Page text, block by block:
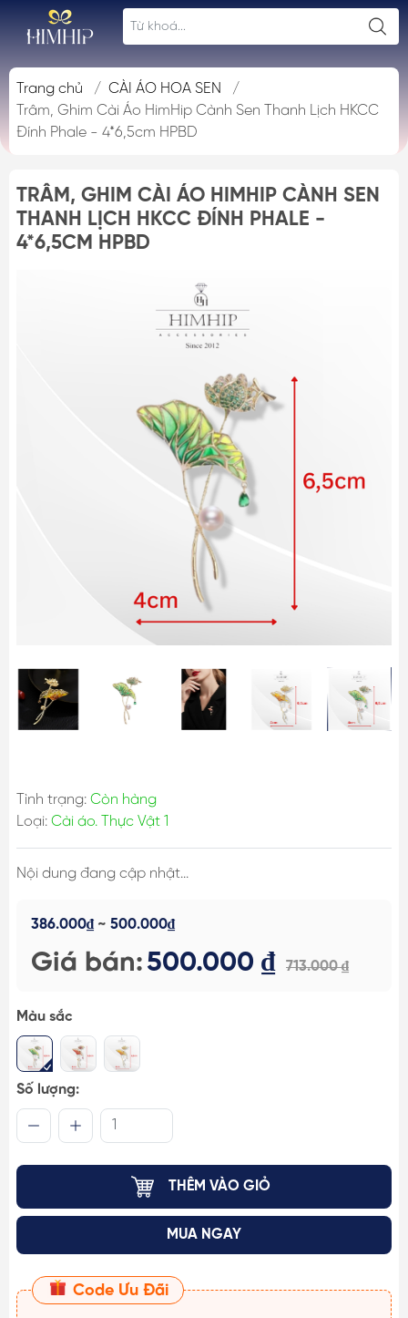
Trang chủ / CÀI ÁO HOA SEN
/
Trâm, Ghim Cài Áo HimHip Cành Sen Thanh Lịch HKCC
Đính Phale - 4*6,5cm HPBD
TRÂM, GHIM CÀI ÁO HIMHIP CÀNH SEN
THANH LỊCH HKCC ĐÍNH PHALE -
4*6,5CM HPBD
Tình trạng: Còn hàng
Loại: Cài áo. Thực Vật 1
Nội dung đang cập nhật...
386.000₫~ 500.000₫
Giá bán:500.000 ₫ 713.000 ₫
Màu sắc
Số lượng:
THÊM VÀO GIỎ
MUA NGAY
Code Ưu Đãi